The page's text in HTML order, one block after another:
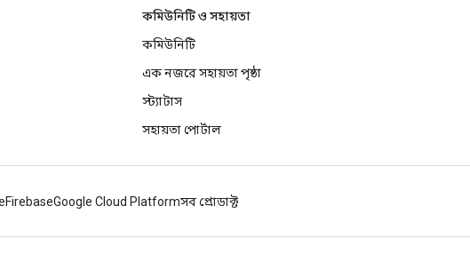
কমিউনিটি ও সহায়তা
কমিউনিটি
এক নজরে সহায়তা পৃষ্ঠা
স্ট্যাটাস
সহায়তা পোর্টাল
FirebaseGoogle Cloud Platformসব প্রোডাক্ট